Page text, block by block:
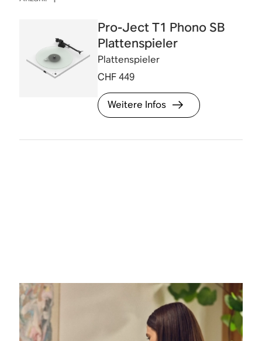
Pro-Ject T1 Phono SB
Plattenspieler
Plattenspieler
CHF 449
Weitere Infos